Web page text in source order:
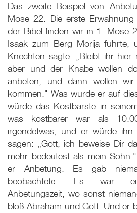
Das zweite Beispiel von
Mose 22. Die erste
der Bibel finden wir in 1. Mose
Isaak zum Berg Morija führte,
Knechten sagte: „Bleibt ihr hier
aber und der Knabe wollen
anbeten, und dann wollen
kommen." Was würde er auf
würde das Kostbarste in
was kostbarer war als
irgendetwas, und er würde
sagen: „Gott, ich beweise Dir
mehr bedeutest als mein
er Anbetung. Es gab
beobachtete. Es war
Anbetungszeit, wo sonst
bloß Abraham und Gott. Und er